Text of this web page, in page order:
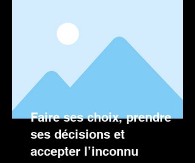
Faire ses choix, prendre
ses décisions et
accepter l’inconnu